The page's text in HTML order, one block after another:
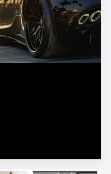
CERAMIC WINDOW